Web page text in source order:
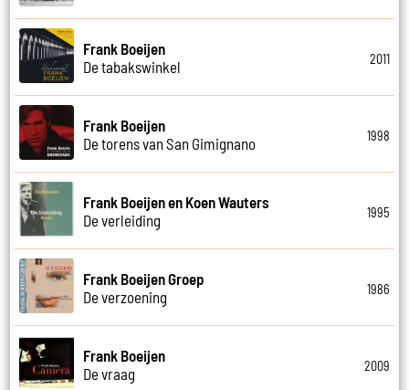
Frank Boeijen
De tabakswinkel
2011
Frank Boeijen
De torens van San Gimignano
1998
Frank Boeijen en Koen Wauters
De verleiding
1995
Frank Boeijen Groep
De verzoening
1986
Frank Boeijen
De vraag
2009